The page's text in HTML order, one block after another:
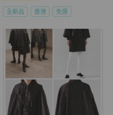
全新品 香港 免運